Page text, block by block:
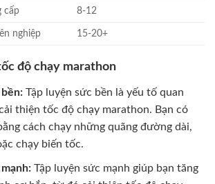
cấp 8-12
nghiệp 15-20+
độ chạy marathon
Tập luyện sức bền là yếu tố quan
thiện tốc độ chạy marathon. Bạn có
cách chạy những quãng đường dài,
chạy biến tốc.
Tập luyện sức mạnh giúp bạn tăng